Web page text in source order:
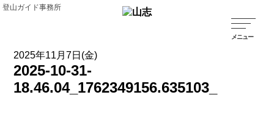
登山ガイド事務所
2025年11月7日(金)
2025-10-31-
18.46.04_1762349156.635103_